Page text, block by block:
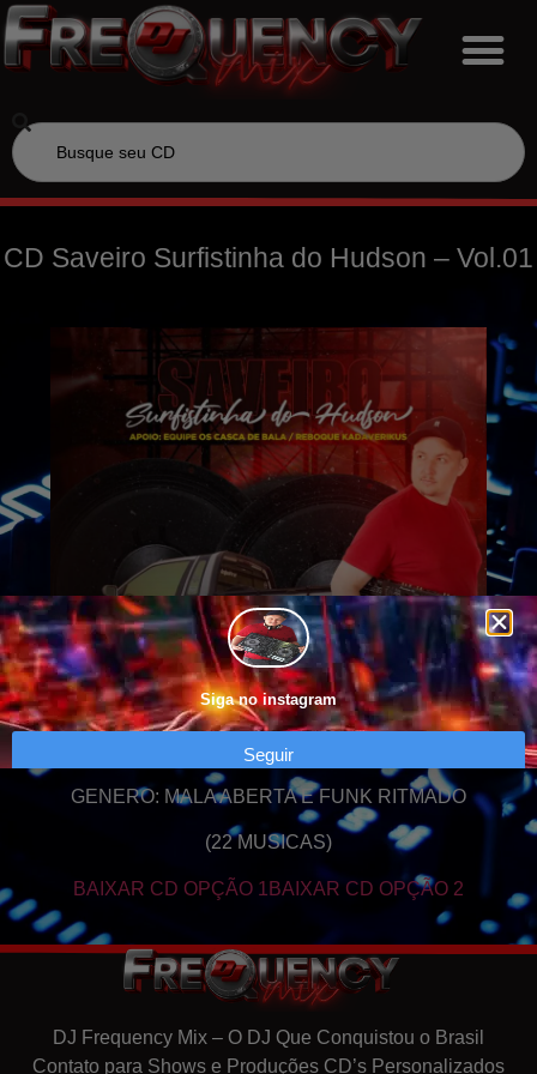
CD Saveiro Surfistinha do Hudson – Vol.01
GENERO: MALA ABERTA E FUNK RITMADO
(22 MUSICAS)
BAIXAR CD OPÇÃO 1 BAIXAR CD OPÇÃO 2
DJ Frequency Mix – O DJ Que Conquistou o Brasil
Contato para Shows e Produções CD’s Personalizados
Siga no instagram
Seguir